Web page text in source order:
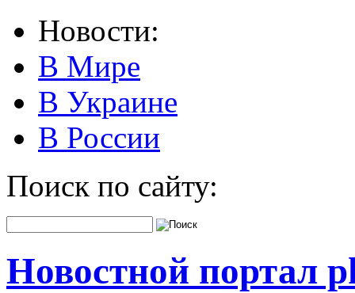
Новости:
В Мире
В Украине
В России
Поиск по сайту:
Новостной портал